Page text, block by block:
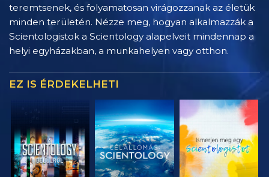
teremtsenek, és folyamatosan virágozzanak az életük
minden területén. Nézze meg, hogyan alkalmazzák a
Scientologistok a Scientology alapelveit mindennap a
helyi egyházakban, a munkahelyen vagy otthon.
EZ IS ÉRDEKELHETI